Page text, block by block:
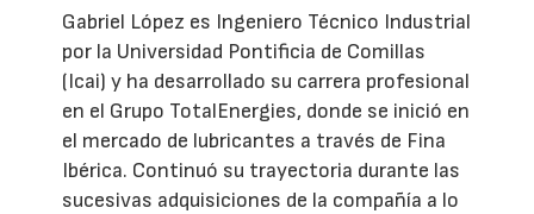
Gabriel López es Ingeniero Técnico Industrial
por la Universidad Pontificia de Comillas
(Icai) y ha desarrollado su carrera profesional
en el Grupo TotalEnergies, donde se inició en
el mercado de lubricantes a través de Fina
Ibérica. Continuó su trayectoria durante las
sucesivas adquisiciones de la compañía a lo